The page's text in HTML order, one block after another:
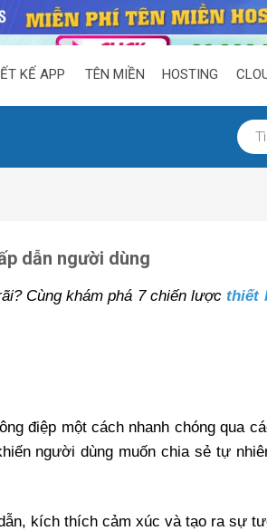
KẾ APP TÊN MIỀN HOSTING
dẫn người dùng
Cùng khám phá 7 chiến lược thiết
điệp một cách nhanh chóng qua
người dùng muốn chia sẻ tự
kích thích cảm xúc và tạo ra sự